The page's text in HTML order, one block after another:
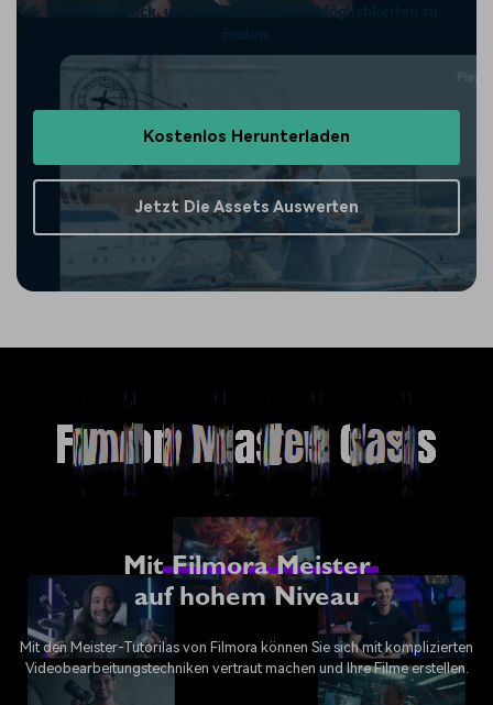
von Filmstock, um weitere kreative Möglichkeiten zu
Kostenlos Herunterladen
Jetzt Die Assets Auswerten
MitFilmora Meister
auf hohem Niveau
Mit den Meister-Tutorilas von Filmora können Sie sich mit komplizierten
Videobearbeitungstechniken vertraut machen und Ihre Filme erstellen.